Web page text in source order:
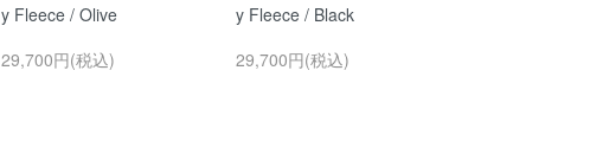
y Fleece / Olive
29,700円(税込)
y Fleece / Black
29,700円(税込)